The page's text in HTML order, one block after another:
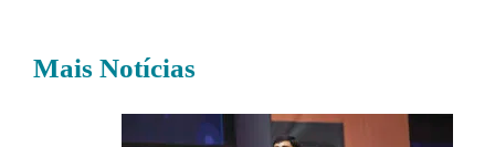
Mais Notícias